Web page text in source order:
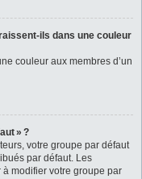
ils dans une couleur
couleur aux membres d’un
» ?
votre groupe par défaut
par défaut. Les
modifier votre groupe par